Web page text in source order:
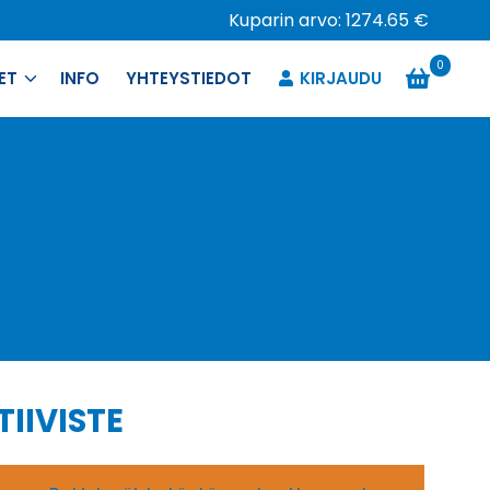
Kuparin arvo: 1274.65 €
INFO YHTEYSTIEDOT KIRJAUDU
0